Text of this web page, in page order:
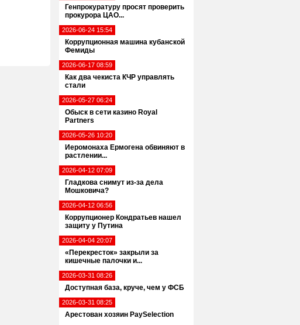
Генпрокуратуру просят проверить
прокурора ЦАО...
2026-06-24 15:54
Коррупционная машина кубанской
Фемиды
2026-06-17 08:59
Как два чекиста КЧР управлять
стали
2026-05-27 06:24
Обыск в сети казино Royal
Partners
2026-05-26 10:20
Иеромонаха Ермогена обвиняют в
растлении...
2026-04-12 07:09
Гладкова снимут из-за дела
Мошковича?
2026-04-12 06:56
Коррупционер Кондратьев нашел
защиту у Путина
2026-04-04 20:07
«Перекресток» закрыли за
кишечные палочки и...
2026-03-31 08:26
Доступная база, круче, чем у ФСБ
2026-03-31 08:25
Арестован хозяин PaySelection